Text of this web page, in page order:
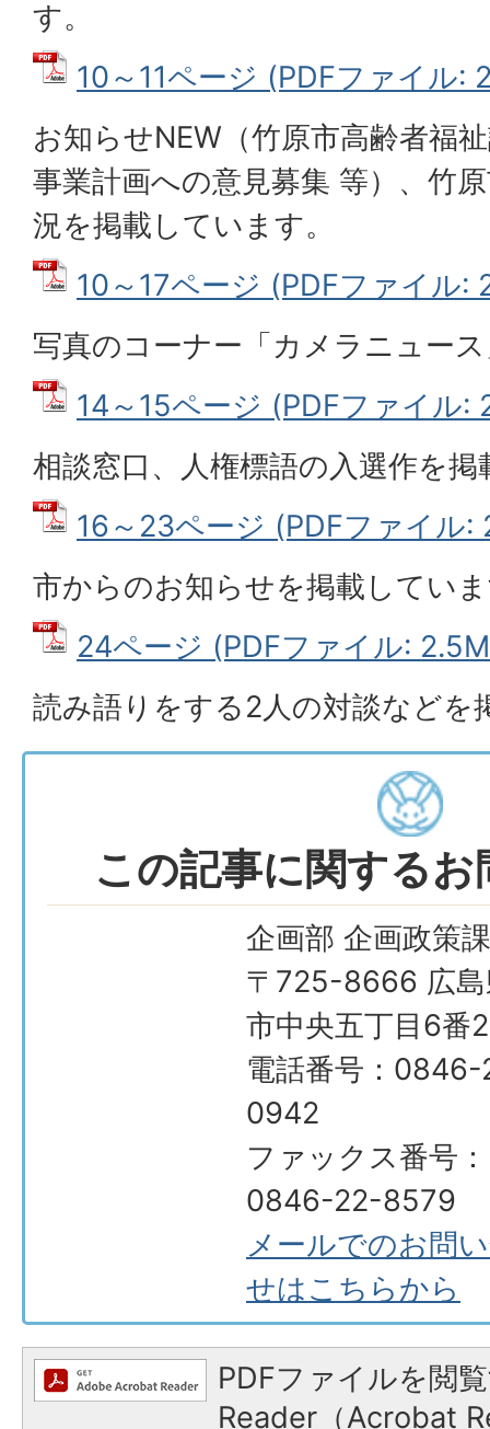
す。
10～11ページ (PDFファイル:
お知らせNEW（竹原市高齢者福
事業計画への意見募集 等）、竹
況を掲載しています。
10～17ページ (PDFファイル:
写真のコーナー「カメラニュー
14～15ページ (PDFファイル:
相談窓口、人権標語の入選作を
16～23ページ (PDFファイル:
市からのお知らせを掲載してい
24ページ (PDFファイル:
読み語りをする2人の対談などを
この記事に関する
企画部 企画政策課
〒725-8666 広島
市中央五丁目6番
電話番号：
0942
ファックス番号：
0846-22-8579
メールでのお問
せはこちらから
PDFファイルを閲
Reader（Acrobat